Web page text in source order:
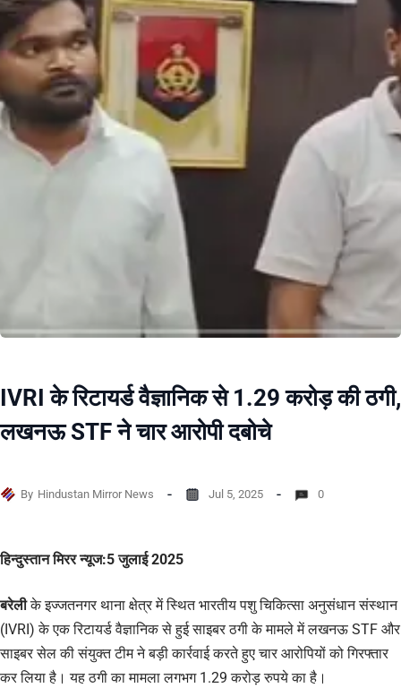
IVRI के रिटायर्ड वैज्ञानिक से 1.29 करोड़ की ठगी,
लखनऊ STF ने चार आरोपी दबोचे
By Hindustan Mirror News Jul 5, 2025 0
हिन्दुस्तान मिरर न्यूज:5 जुलाई 2025
बरेलीके इज्जतनगर थाना क्षेत्र में स्थित भारतीय पशु चिकित्सा अनुसंधान संस्थान
(IVRI) के एक रिटायर्ड वैज्ञानिक से हुई साइबर ठगी के मामले में लखनऊ STF और
साइबर सेल की संयुक्त टीम ने बड़ी कार्रवाई करते हुए चार आरोपियों को गिरफ्तार
कर लिया है। यह ठगी का मामला लगभग 1.29 करोड़ रुपये का है।